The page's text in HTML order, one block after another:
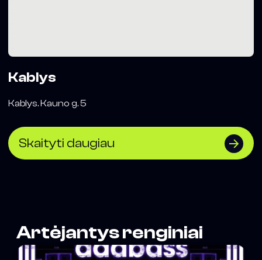
Kablys
Kablys. Kauno g. 5
Skaityti daugiau
Artėjantys renginiai